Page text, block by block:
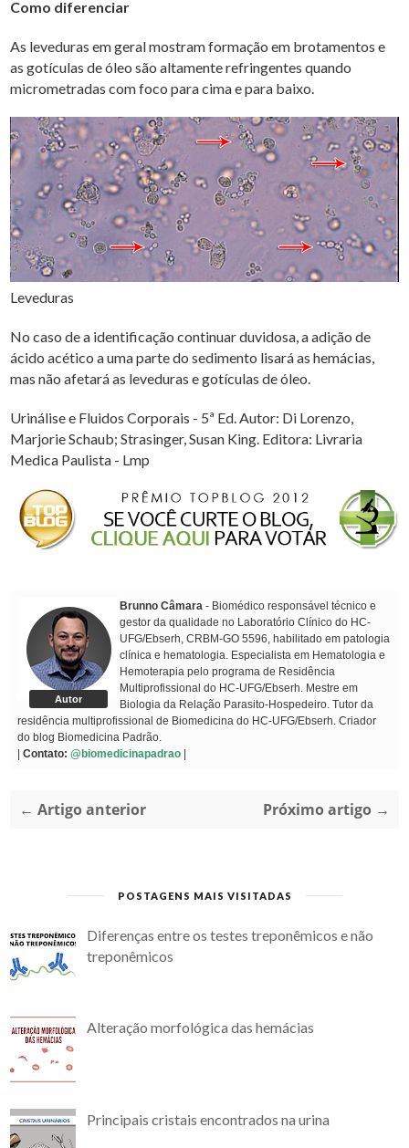
Como diferenciar
As leveduras em geral mostram formação em brotamentos e
as gotículas de óleo são altamente refringentes quando
micrometradas com foco para cima e para baixo.
Leveduras
No caso de a identificação continuar duvidosa, a adição de
ácido acético a uma parte do sedimento lisará as hemácias,
mas não afetará as leveduras e gotículas de óleo.
Urinálise e Fluidos Corporais - 5ª Ed. Autor: Di Lorenzo,
Marjorie Schaub; Strasinger, Susan King. Editora: Livraria
Medica Paulista - Lmp
Autor
Brunno Câmara - Biomédico responsável técnico e
gestor da qualidade no Laboratório Clínico do HC-
UFG/Ebserh, CRBM-GO 5596, habilitado em patologia
clínica e hematologia. Especialista em Hematologia e
Hemoterapia pelo programa de Residência
Multiprofissional do HC-UFG/Ebserh. Mestre em
Biologia da Relação Parasito-Hospedeiro. Tutor da
residência multiprofissional de Biomedicina do HC-UFG/Ebserh. Criador
do blog Biomedicina Padrão.
| Contato: @biomedicinapadrao |
← Artigo anterior Próximo artigo →
POSTAGENS MAIS VISITADAS
Diferenças entre os testes treponêmicos e não
treponêmicos
Alteração morfológica das hemácias
Principais cristais encontrados na urina